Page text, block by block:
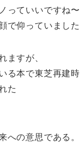
っていいですね
で仰っていました
ますが、
る本で東芝再建
た
への意思である。